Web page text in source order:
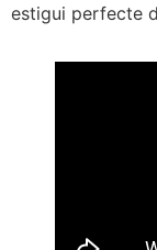
estigui perfecte